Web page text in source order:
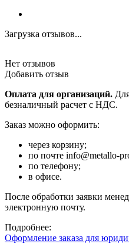
Загрузка отзывов...
Нет отзывов
Добавить отзыв
Оплата для организаций.
безналичный расчет с НДС.
Заказ можно оформить:
через корзину;
по почте info@metallo-
по телефону;
в офисе.
После обработки заявки
электронную почту.
Подробнее:
Оформление заказа для